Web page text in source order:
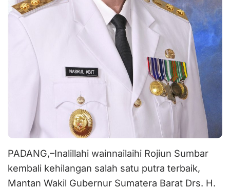
PADANG,–Inalillahi wainnailaihi Rojiun Sumbar
kembali kehilangan salah satu putra terbaik,
Mantan Wakil Gubernur Sumatera Barat Drs. H.